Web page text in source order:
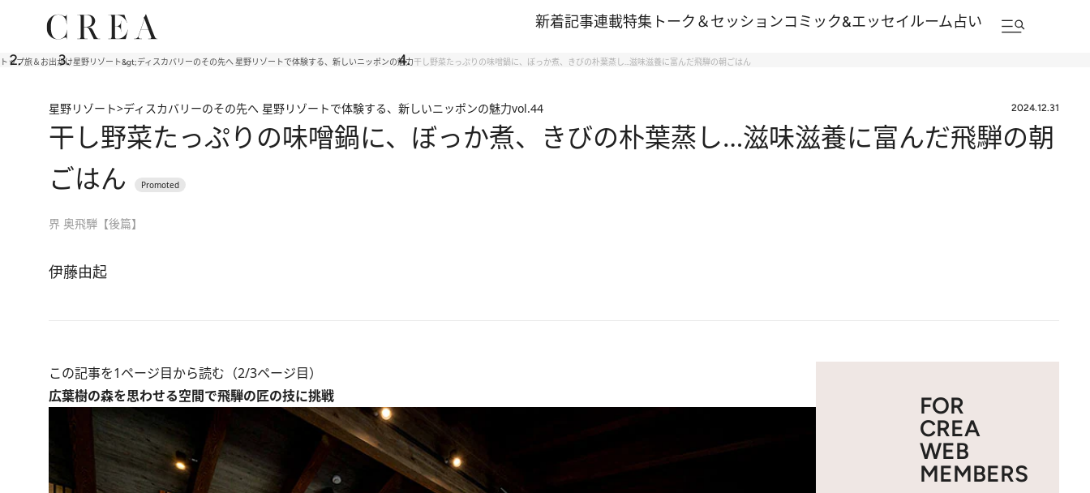
新着記事連載特集 トーク＆セッションコミック&エッセイルーム占い
トップ旅＆お出かけ星野リゾート&gt;ディスカバリーのその先へ 星野リゾートで体験する、新しいニッポンの魅力干し野菜たっぷりの味噌鍋に、ぼっか煮、きびの朴葉蒸し…滋味滋養に富んだ飛騨の朝ごはん
星野リゾート>ディスカバリーのその先へ 星野リゾートで体験する、新しいニッポンの魅力vol.44 2024.12.31
干し野菜たっぷりの味噌鍋に、ぼっか煮、きびの朴葉蒸し…滋味滋養に富んだ飛騨の朝
ごはん
界 奥飛騨【後篇】
伊藤由起
この記事を1ページ目から読む（2/3ページ目）
広葉樹の森を思わせる空間で飛騨の匠の技に挑戦
FOR
CREA
WEB
MEMBERS